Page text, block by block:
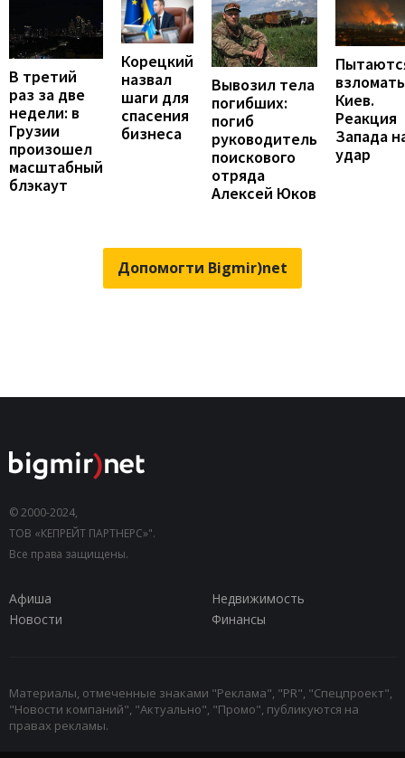
В третий
раз за две
недели: в
Грузии
произошел
масштабный
блэкаут
Корецкий
назвал
шаги для
спасения
бизнеса
Вывозил тела
погибших:
погиб
руководитель
поискового
отряда
Алексей Юков
взломать
Киев.
Реакция
Запада
удар
Допомогти Bigmir)net
© 2000-2024,
ТОВ «КЕПРЕЙТ ПАРТНЕРС»".
Все права защищены.
Афиша
Недвижимость
Новости
Финансы
Материалы, отмеченные знаками "Реклама", "PR", "Спецпроект",
"Новости компаний", "Актуально", "Промо", публикуются на
правах рекламы.